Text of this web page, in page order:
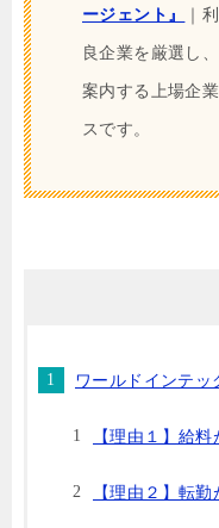
ージェント』
｜
良企業を厳選し
案内する上場企
スです。
ワールドインテッ
【理由１】給
【理由２】転